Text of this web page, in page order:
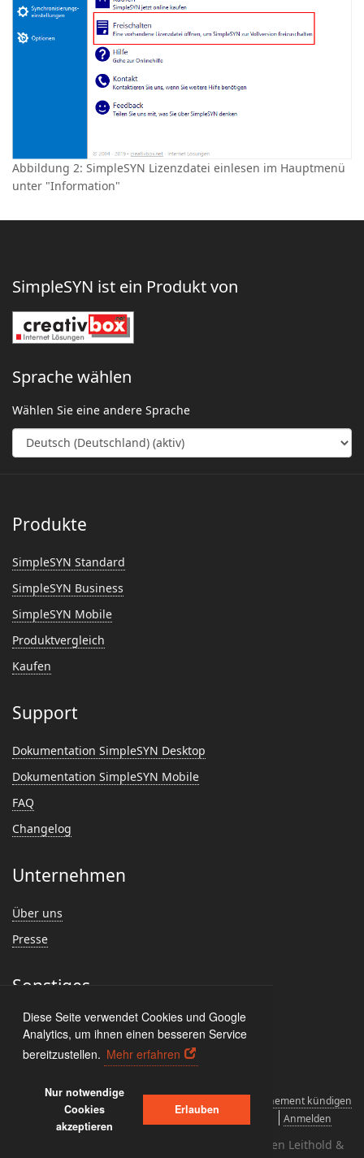
Diese Seite verwendet Cookies und Google
Analytics, um ihnen einen besseren Service
bereitzustellen. Mehr erfahren
Nur notwendige
Cookies
akzeptieren
Erlauben
Abbildung 2: SimpleSYN Lizenzdatei einlesen im Hauptmenü
unter "Information"
SimpleSYN ist ein Produkt von
Sprache wählen
Wählen Sie eine andere Sprache
Produkte
SimpleSYN Standard
SimpleSYN Business
SimpleSYN Mobile
Produktvergleich
Kaufen
Support
Dokumentation SimpleSYN Desktop
Dokumentation SimpleSYN Mobile
FAQ
Changelog
Unternehmen
Über uns
Presse
Sonstiges
Feedback
Kundenmeinungen
Lizenzvereinbarungen
Abonnement kündigen
Anmelden
Copyright © 2004 - 2026 creativbox.net - Torsten Leithold &